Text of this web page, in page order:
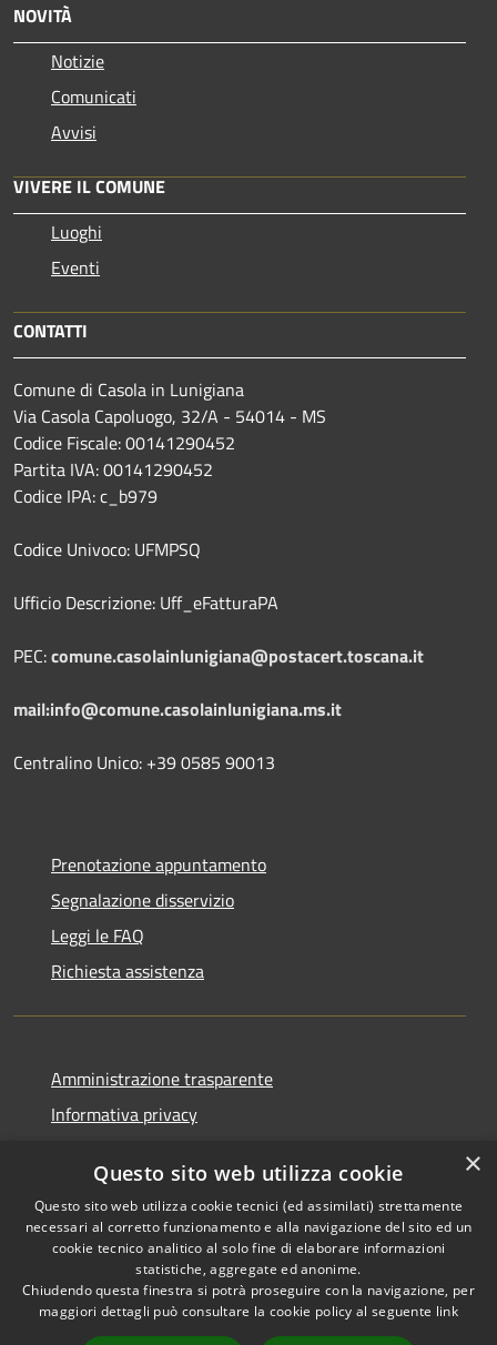
NOVITÀ
Notizie
Comunicati
Avvisi
VIVERE IL COMUNE
Luoghi
Eventi
CONTATTI
Comune di Casola in Lunigiana
Via Casola Capoluogo, 32/A - 54014 - MS
Codice Fiscale: 00141290452
Partita IVA: 00141290452
Codice IPA: c_b979
Codice Univoco: UFMPSQ
Ufficio Descrizione: Uff_eFatturaPA
PEC:comune.casolainlunigiana@postacert.toscana.it
mail:info@comune.casolainlunigiana.ms.it
Centralino Unico: +39 0585 90013
Prenotazione appuntamento
Segnalazione disservizio
Leggi le FAQ
Richiesta assistenza
Amministrazione trasparente
Informativa privacy
Dichiarazione di accessibilità
RSS
Accessibilità
Copyright © 2026 • Comune di
Casola in Lunigiana • Powered
×
Questo sito web utilizza cookie
Questo sito web utilizza cookie tecnici (ed assimilati) strettamente
necessari al corretto funzionamento e alla navigazione del sito ed un
cookie tecnico analitico al solo fine di elaborare informazioni
statistiche, aggregate ed anonime.
Chiudendo questa finestra si potrà proseguire con la navigazione, per
maggiori dettagli può consultare la cookie policy al seguente link